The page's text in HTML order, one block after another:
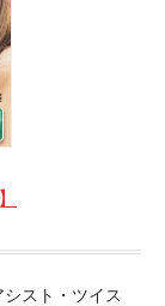
スト・ツイス